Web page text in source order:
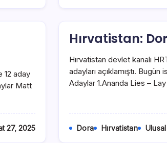
12 aday
Matt
27, 2025
Hırvatistan:
Hırvatistan devlet kanalı
adayları açıklamıştı. Bugün
Adaylar 1.Ananda Lies –
Dora Hırvatistan